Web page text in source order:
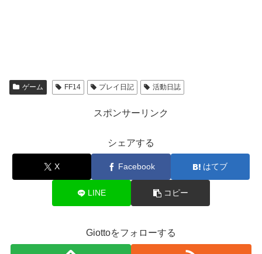
ゲーム FF14 プレイ日記 活動日誌
スポンサーリンク
シェアする
X Facebook はてブ
LINE コピー
Giottoをフォローする